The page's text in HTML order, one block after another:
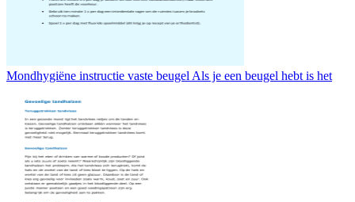
Mondhygiëne instructie vaste beugel Als je een beugel hebt is het